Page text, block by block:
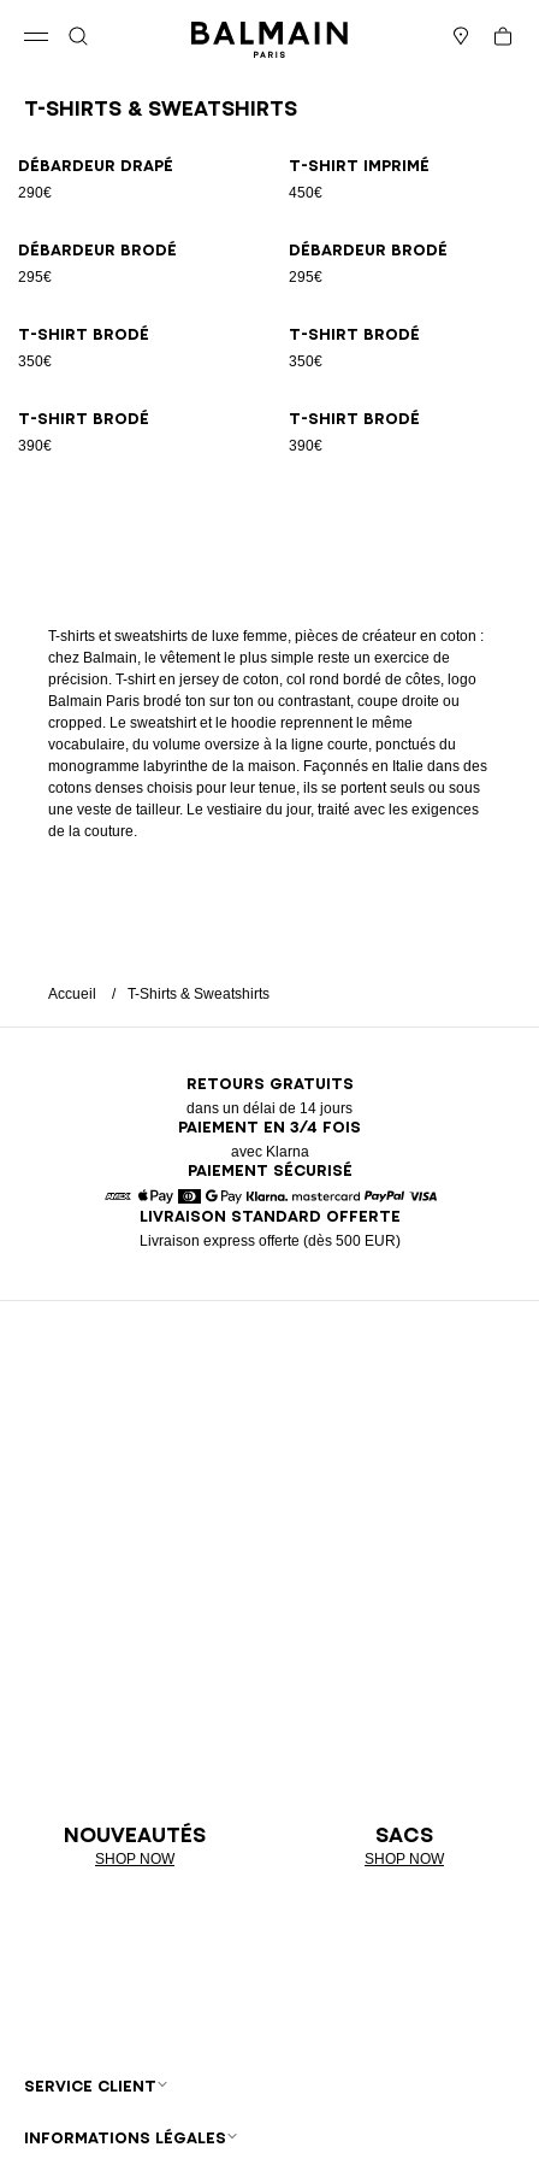
Panier
T-Shirts & Sweatshirts
Débardeur drapé
290€
T-shirt imprimé
450€
Débardeur brodé
295€
Débardeur brodé
295€
T-shirt brodé
350€
T-shirt brodé
350€
T-shirt brodé
390€
T-shirt brodé
390€
T-shirts et sweatshirts de luxe femme, pièces de créateur en coton :
chez Balmain, le vêtement le plus simple reste un exercice de
précision. T-shirt en jersey de coton, col rond bordé de côtes, logo
Balmain Paris brodé ton sur ton ou contrastant, coupe droite ou
cropped. Le sweatshirt et le hoodie reprennent le même
vocabulaire, du volume oversize à la ligne courte, ponctués du
monogramme labyrinthe de la maison. Façonnés en Italie dans des
cotons denses choisis pour leur tenue, ils se portent seuls ou sous
une veste de tailleur. Le vestiaire du jour, traité avec les exigences
de la couture.
Accueil T-Shirts & Sweatshirts
RETOURS GRATUITS
dans un délai de 14 jours
PAIEMENT EN 3/4 FOIS
avec Klarna
PAIEMENT SÉCURISÉ
American Express
Apple Pay
DinersGoogle Pay
Klarna MastercardPaypal
LIVRAISON STANDARD OFFERTE
Livraison express offerte (dès 500 EUR)
NOUVEAUTÉS
SHOP NOW
SACS
SHOP NOW
SERVICE CLIENT
INFORMATIONS LÉGALES